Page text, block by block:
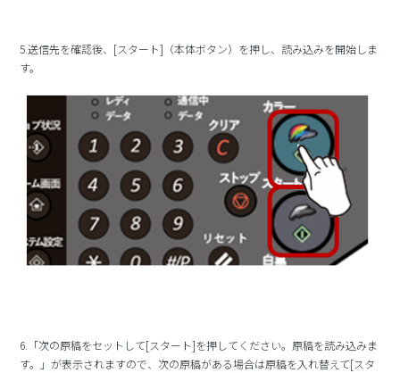
5.送信先を確認後、[スタート]（本体ボタン）を押し、読み込みを開始しま
す。
6.「次の原稿をセットして[スタート]を押してください。原稿を読み込みま
す。」が表示されますので、次の原稿がある場合は原稿を入れ替えて[スタ